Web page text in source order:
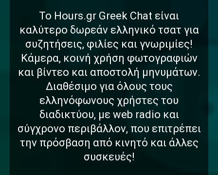
Το Hours.gr Greek Chat είναι
καλύτερο δωρεάν ελληνικό τσατ για
συζητήσεις, φιλίες και γνωριμίες!
Κάμερα, κοινή χρήση φωτογραφιών
και βίντεο και αποστολή μηνυμάτων.
Διαθέσιμο για όλους τους
ελληνόφωνους χρήστες του
διαδικτύου, με web radio και
σύγχρονο περιβάλλον, που επιτρέπει
την πρόσβαση από κινητό και άλλες
συσκευές!